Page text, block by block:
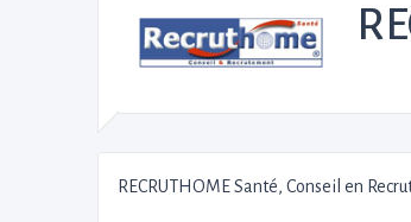
RECRUTHOME Santé, Conseil en